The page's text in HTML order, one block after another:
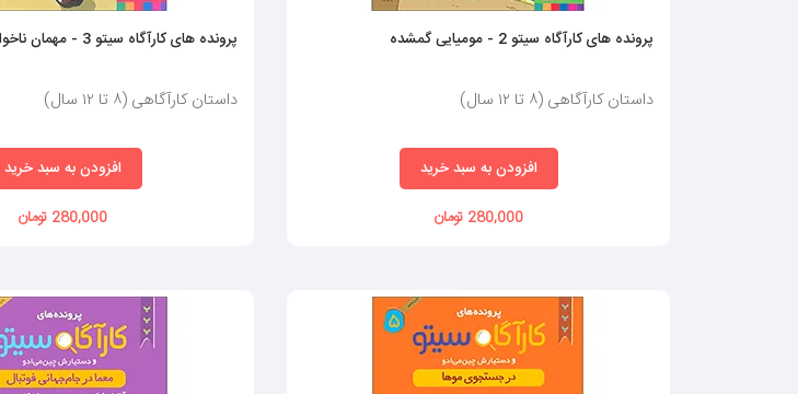
پرونده های کارآگاه سیتو 2 - مومیایی گمشده
داستان کارآگاهی (٨ تا ١٢ سال)
افزودن به سبد خرید
280,000 تومان
پرونده های کارآگاه سیتو 3 - مهمان ناخوانده
داستان کارآگاهی (٨ تا ١٢ سال)
افزودن به سبد خرید
280,000 تومان